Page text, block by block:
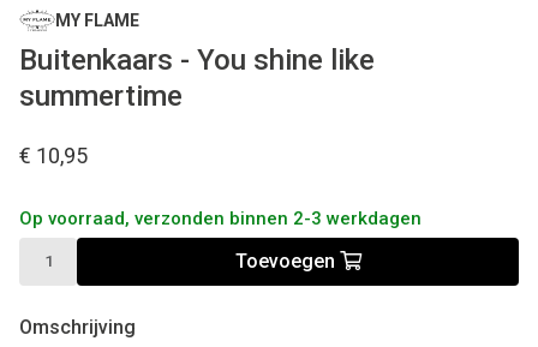
MY FLAME
Buitenkaars - You shine like
summertime
€ 10,95
Op voorraad, verzonden binnen 2-3 werkdagen
Toevoegen
Omschrijving